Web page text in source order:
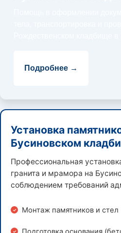
Подробнее →
Установка
Бусиновском
Профессиональная
гранита и мрамора на
соблюдением требований
Монтаж памятников и стел